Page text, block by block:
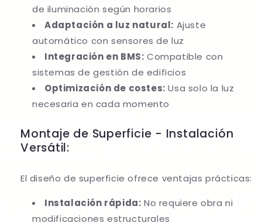
de iluminación según horarios
Adaptación a luz natural: Ajuste
automático con sensores de luz
Integración en BMS: Compatible con
sistemas de gestión de edificios
Optimización de costes: Usa solo la luz
necesaria en cada momento
Montaje de Superficie - Instalación
Versátil:
El diseño de superficie ofrece ventajas prácticas:
Instalación rápida: No requiere obra ni
modificaciones estructurales